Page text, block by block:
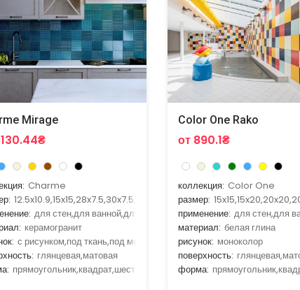
Mirage
Charme
12.5x10.9,15x15,28x7.5,30x7.5,30x60
для стен,для ванной,для гостиной,для кухни,для улицы
керамогранит
с рисунком,под ткань,под мозаику
глянцевая,матовая
прямоугольник,квадрат,шестигранник
Color One Rako
от 890.1₴
коллекция: Color One
размер:
применение: для стен,для
материал: белая глина
рисунок: моноколор
поверхность:
форма: